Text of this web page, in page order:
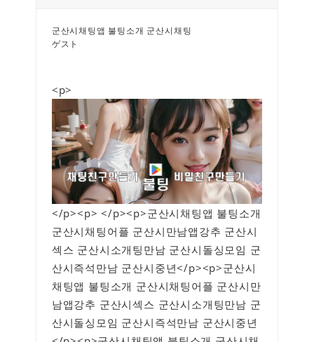
군산시채팅앱 불팅소개 군산시채팅
ゲスト
<p>
</p><p> </p><p>군산시채팅앱 불팅소개
군산시채팅어플 군산시만남앱강추 군산시
섹스 군산시소개팅만남 군산시돌싱모임 군
산시즉석만남 군산시중년</p><p>군산시
채팅앱 불팅소개 군산시채팅어플 군산시만
남앱강추 군산시섹스 군산시소개팅만남 군
산시돌싱모임 군산시즉석만남 군산시중년